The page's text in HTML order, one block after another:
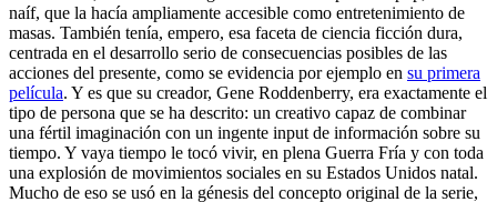
naíf, que la hacía ampliamente accesible como entretenimiento de
masas. También tenía, empero, esa faceta de ciencia ficción dura,
centrada en el desarrollo serio de consecuencias posibles de las
acciones del presente, como se evidencia por ejemplo en su primera
película. Y es que su creador, Gene Roddenberry, era exactamente el
tipo de persona que se ha descrito: un creativo capaz de combinar
una fértil imaginación con un ingente input de información sobre su
tiempo. Y vaya tiempo le tocó vivir, en plena Guerra Fría y con toda
una explosión de movimientos sociales en su Estados Unidos natal.
Mucho de eso se usó en la génesis del concepto original de la serie,